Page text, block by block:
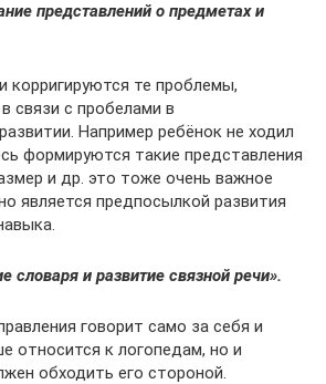
представлений о предметах и
корригируются те проблемы,
связи с пробелами в
Например ребёнок не ходил
формируются такие представления
и др. это тоже очень важное
является предпосылкой развития
словаря и развитие связной речи».
говорит само за себя и
относится к логопедам, но и
обходить его стороной.